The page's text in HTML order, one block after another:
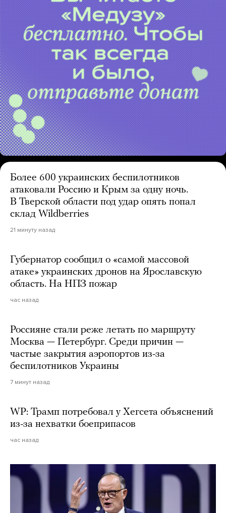
Более 600 украинских беспилотников
атаковали Россию и Крым за одну ночь.
В Тверской области под удар опять попал
склад Wildberries
21 минуту назад
Губернатор сообщил о «самой массовой
атаке» украинских дронов на Ярославскую
область. На НПЗ пожар
час назад
Россияне стали реже летать по маршруту
Москва — Петербург. Среди причин —
частые закрытия аэропортов из-за
беспилотников Украины
7 минут назад
WP: Трамп потребовал у Хегсета объяснений
из-за нехватки боеприпасов
час назад